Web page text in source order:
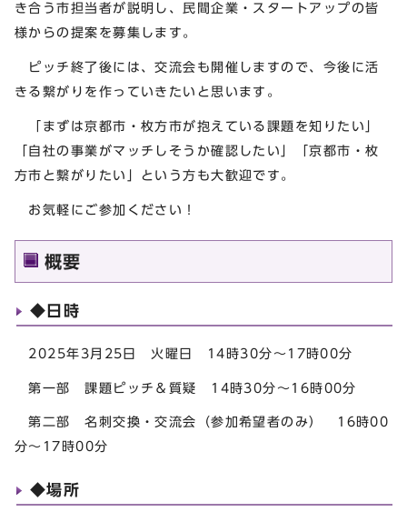
き合う市担当者が説明し、民間企業・スタートアップの皆
様からの提案を募集します。
ピッチ終了後には、交流会も開催しますので、今後に活
きる繋がりを作っていきたいと思います。
「まずは京都市・枚方市が抱えている課題を知りたい」
「自社の事業がマッチしそうか確認したい」「京都市・枚
方市と繋がりたい」という方も大歓迎です。
お気軽にご参加ください！
概要
◆日時
2025年3月25日 火曜日 14時30分～17時00分
第一部 課題ピッチ＆質疑 14時30分～16時00分
第二部 名刺交換・交流会（参加希望者のみ） 16時00
分～17時00分
◆場所